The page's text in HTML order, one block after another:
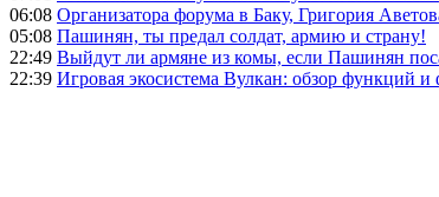
06:08 Организатора форума в Баку, Григория
05:08 Пашинян, ты предал солдат, армию и страну!
22:49 Выйдут ли армяне из комы, если Пашинян
22:39 Игровая экосистема Вулкан: обзор функций и